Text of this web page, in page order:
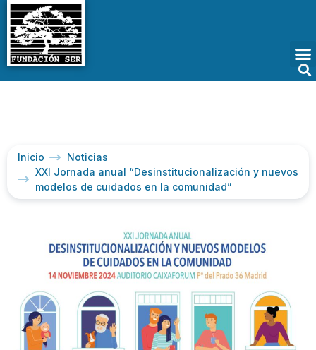
Inicio
Noticias
XXI Jornada anual “Desinstitucionalización y nuevos
modelos de cuidados en la comunidad”